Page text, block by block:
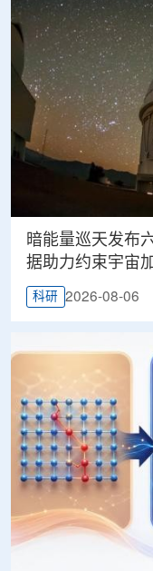
暗能量巡天发布
据助力约束宇宙
科研 2026-08-06